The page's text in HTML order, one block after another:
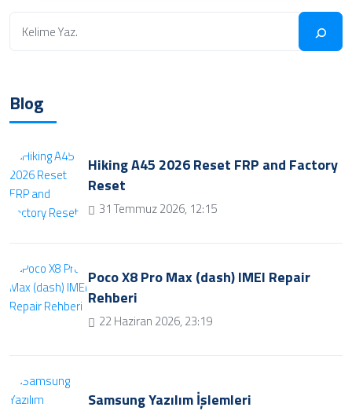
Blog
Hiking A45 2026 Reset FRP and Factory
Reset
31 Temmuz 2026, 12:15
Poco X8 Pro Max (dash) IMEI Repair
Rehberi
22 Haziran 2026, 23:19
Samsung Yazılım İşlemleri